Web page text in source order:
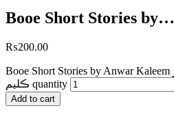
Booe Short Stories by…
₨200.00
Booe Short Stories by Anwar Kaleem بوءِ -ڪھاڻيون- ليکڪ انور
ڪليم quantity
Add to cart